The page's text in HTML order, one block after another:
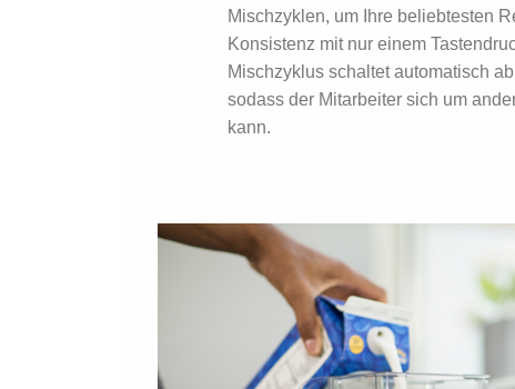
Mischzyklen, um Ihre beliebtesten
Konsistenz mit nur einem
Mischzyklus schaltet automatisch
sodass der Mitarbeiter sich um
kann.